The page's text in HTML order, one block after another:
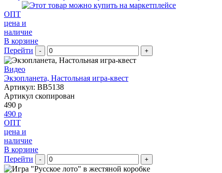
ОПТ
цена и
наличие
В корзине
Перейти
- +
Видео
Экзопланета, Настольная игра-квест
Артикул: BB5138
Артикул скопирован
490 р
490 р
ОПТ
цена и
наличие
В корзине
Перейти
- +